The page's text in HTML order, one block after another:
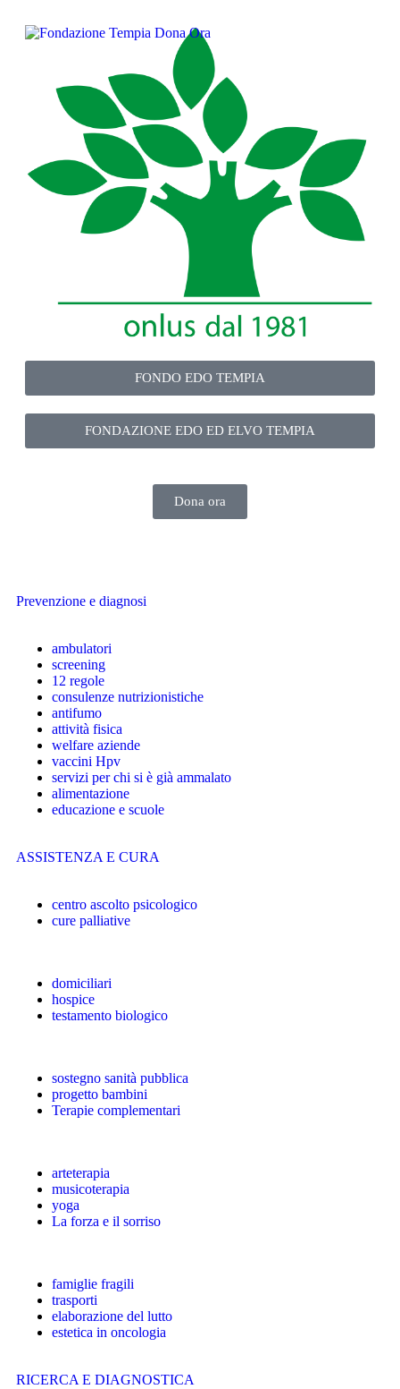
FONDO EDO TEMPIA
FONDAZIONE EDO ED ELVO TEMPIA
Dona ora
Prevenzione e diagnosi
ambulatori
screening
12 regole
consulenze nutrizionistiche
antifumo
attività fisica
welfare aziende
vaccini Hpv
servizi per chi si è già ammalato
alimentazione
educazione e scuole
ASSISTENZA E CURA
centro ascolto psicologico
cure palliative
domiciliari
hospice
testamento biologico
sostegno sanità pubblica
progetto bambini
Terapie complementari
arteterapia
musicoterapia
yoga
La forza e il sorriso
famiglie fragili
trasporti
elaborazione del lutto
estetica in oncologia
RICERCA E DIAGNOSTICA